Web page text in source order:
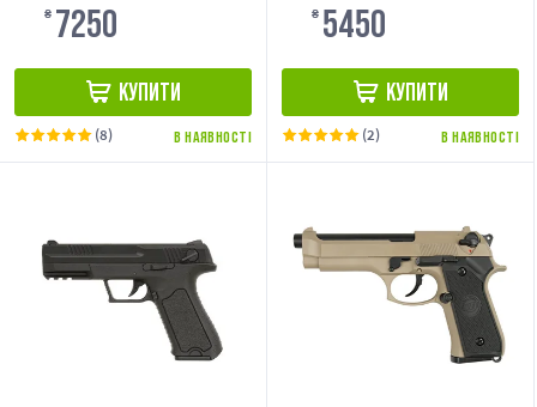
₴ 7250
КУПИТИ
В НАЯВНОСТІ
(8)
₴ 5450
КУПИТИ
В НАЯВНОСТІ
(2)